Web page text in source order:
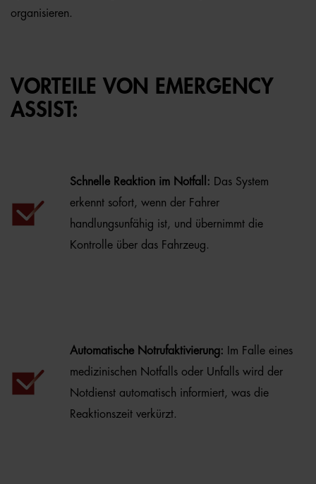
organisieren.
VORTEILE VON EMERGENCY
ASSIST:
Schnelle Reaktion im Notfall:
Das System
erkennt sofort, wenn der Fahrer
handlungsunfähig ist, und übernimmt die
Kontrolle über das Fahrzeug.
Automatische Notrufaktivierung: Im Falle eines
medizinischen Notfalls oder Unfalls wird der
Notdienst automatisch informiert, was die
Reaktionszeit verkürzt.